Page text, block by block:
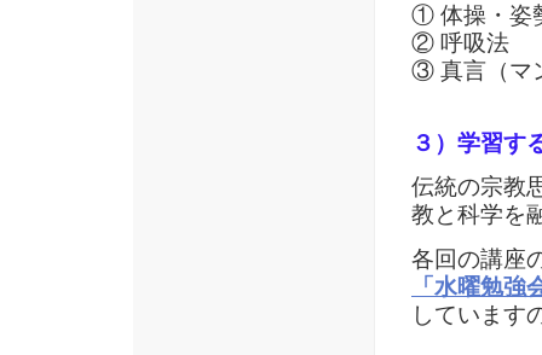
① 体操・姿
② 呼吸法
③ 真言（マ
３）学習す
伝統の宗教
教と科学を
各回の講座
「水曜勉
しています